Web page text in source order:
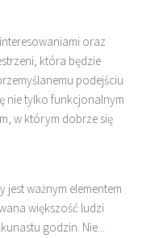
oraz
która będzie
podejściu
nie tylko funkcjonalnym
w którym dobrze się
jest ważnym elementem
większość ludzi
godzin. Nie...